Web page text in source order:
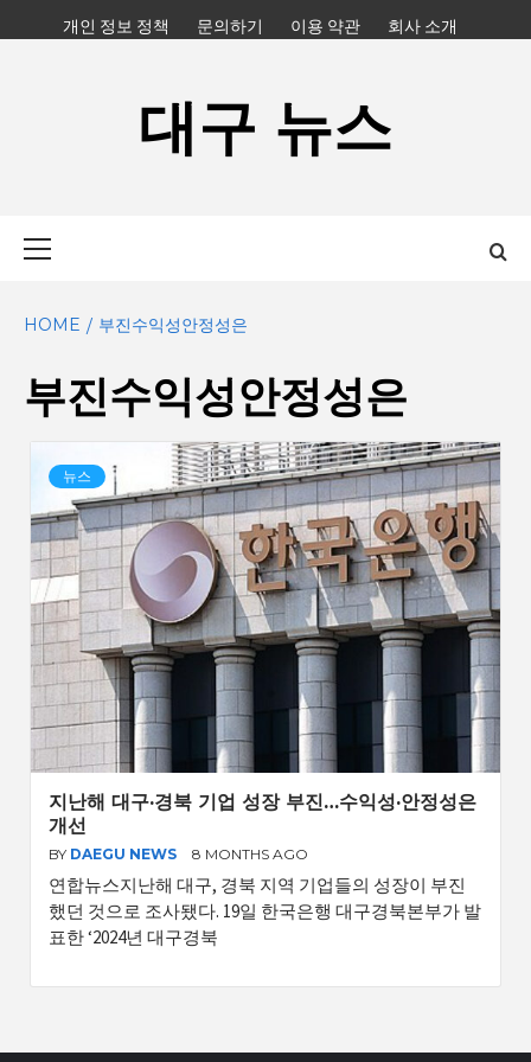
to
개인 정보 정책 문의하기 이용 약관 회사 소개
대구 뉴스
HOME 부진수익성안정성은
부진수익성안정성은
뉴스
지난해 대구·경북 기업 성장 부진…수익성·안정성은
개선
BY DAEGU NEWS 8 MONTHS AGO
연합뉴스지난해 대구, 경북 지역 기업들의 성장이 부진
했던 것으로 조사됐다. 19일 한국은행 대구경북본부가 발
표한 ‘2024년 대구경북